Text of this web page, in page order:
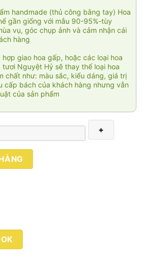
handmade (thủ công bằng tay) Hoa
gần giống với mẫu 90-95%-tùy
vụ, góc chụp ảnh và cảm nhận cái
hàng
giao hoa gấp, hoặc các loại hoa
Nguyệt Hỷ sẽ thay thế loại hoa
chất như: màu sắc, kiểu dáng, giá trị
cấp bách của khách hàng nhưng vẫn
của sản phẩm